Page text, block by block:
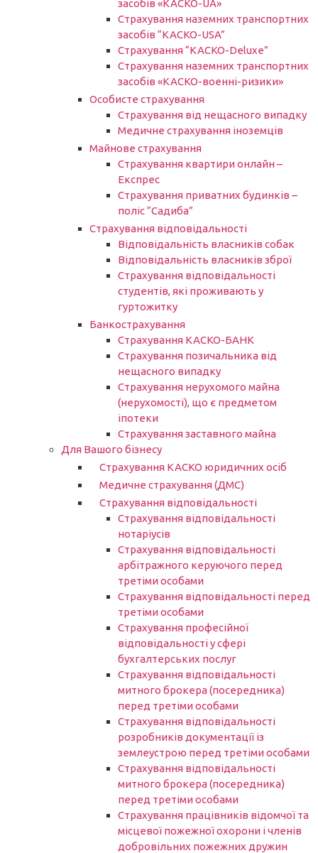
засобів «КАСКО-UA»
Страхування наземних транспортних
засобів “КАСКО-USA”
Страхування “КАСКО-Deluxe”
Страхування наземних транспортних
засобів «КАСКО-военні-ризики»
Особисте страхування
Страхування від нещасного випадку
Медичне страхування іноземців
Майнове страхування
Страхування квартири онлайн –
Експрес
Страхування приватних будинків –
поліс “Садиба”
Страхування відповідальності
Відповідальність власників собак
Відповідальність власників зброї
Страхування відповідальності
студентів, які проживають у
гуртожитку
Банкострахування
Страхування КАСКО-БАНК
Страхування позичальника від
нещасного випадку
Страхування нерухомого майна
(нерухомості), що є предметом
іпотеки
Страхування заставного майна
Для Вашого бізнесу
Страхування КАСКО юридичних осіб
Медичне страхування (ДМС)
Страхування відповідальності
Страхування відповідальності
нотаріусів
Cтрахування відповідальності
арбітражного керуючого перед
третіми особами
Страхування відповідальності перед
третіми особами
Страхування професійної
відповідальності у сфері
бухгалтерських послуг
Страхування відповідальності
митного брокера (посередника)
перед третіми особами
Страхування відповідальності
розробників документації із
землеустрою перед третіми особами
Страхування відповідальності
митного брокера (посередника)
перед третіми особами
Страхування працівників відомчої та
місцевої пожежної охорони і членів
добровільних пожежних дружин